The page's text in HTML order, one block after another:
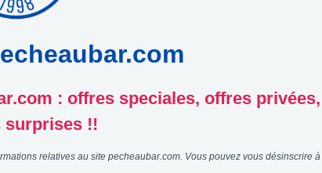
: offres speciales, offres
surprises !!
relatives au site pecheaubar.com. Vous pouvez vous désinscrire